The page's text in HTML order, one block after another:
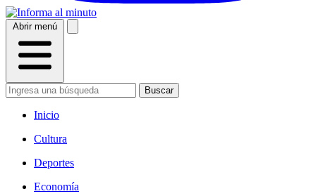
Abrir menú
Buscar
Inicio
Cultura
Deportes
Economía